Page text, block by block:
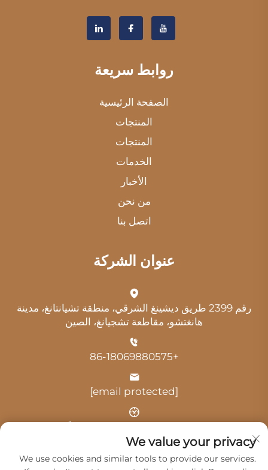
روابط سريعة
الصفحة الرئيسية
المنتجات
المنتجات
الخدمات
الأخبار
من نحن
اتصل بنا
عنوان الشركة
رقم 2399 طريق ديشينغ الشرقي، منطقة تشيانتانغ، مدينة
هانغتشو، مقاطعة تشجيانغ، الصين
+86-18069880575
[email protected]
We value your privacy
We use cookies and similar tools to provide our services.